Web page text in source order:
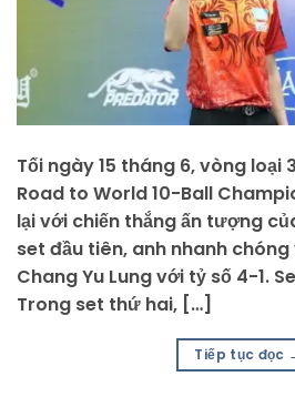
Tối ngày 15 tháng 6, vòng loại
Road to World 10-Ball
lại với chiến thắng ấn tượng
set đầu tiên, anh nhanh
Chang Yu Lung với tỷ số 4-1.
Trong set thứ hai, […]
Tiếp tục đọc